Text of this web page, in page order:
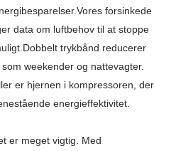
forsinkede
data om luftbehov til at stoppe
trykbånd reducerer
weekender og nattevagter.
er hjernen i kompressoren, der
energieffektivitet.
er meget vigtig. Med